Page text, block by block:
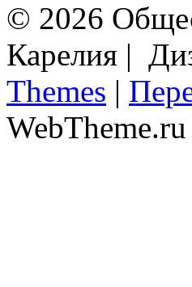
© 2026
Карелия |
Themes |
WebTheme.ru